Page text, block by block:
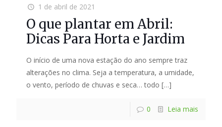
1 de abril de 2021
O que plantar em Abril:
Dicas Para Horta e Jardim
O início de uma nova estação do ano sempre traz
alterações no clima. Seja a temperatura, a umidade,
o vento, período de chuvas e seca… todo […]
0 Leia mais